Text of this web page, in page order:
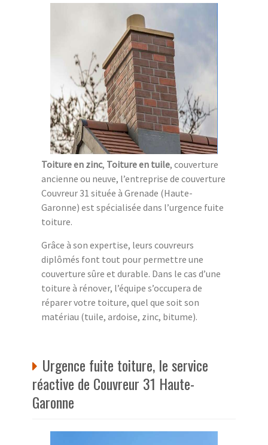
Toiture en zinc, Toiture en tuile, couverture
ancienne ou neuve, l’entreprise de couverture
Couvreur 31 située à Grenade (Haute-
Garonne) est spécialisée dans l’urgence fuite
toiture.
Grâce à son expertise, leurs couvreurs
diplômés font tout pour permettre une
couverture sûre et durable. Dans le cas d’une
toiture à rénover, l’équipe s’occupera de
réparer votre toiture, quel que soit son
matériau (tuile, ardoise, zinc, bitume).
Urgence fuite toiture, le service
réactive de Couvreur 31 Haute-
Garonne